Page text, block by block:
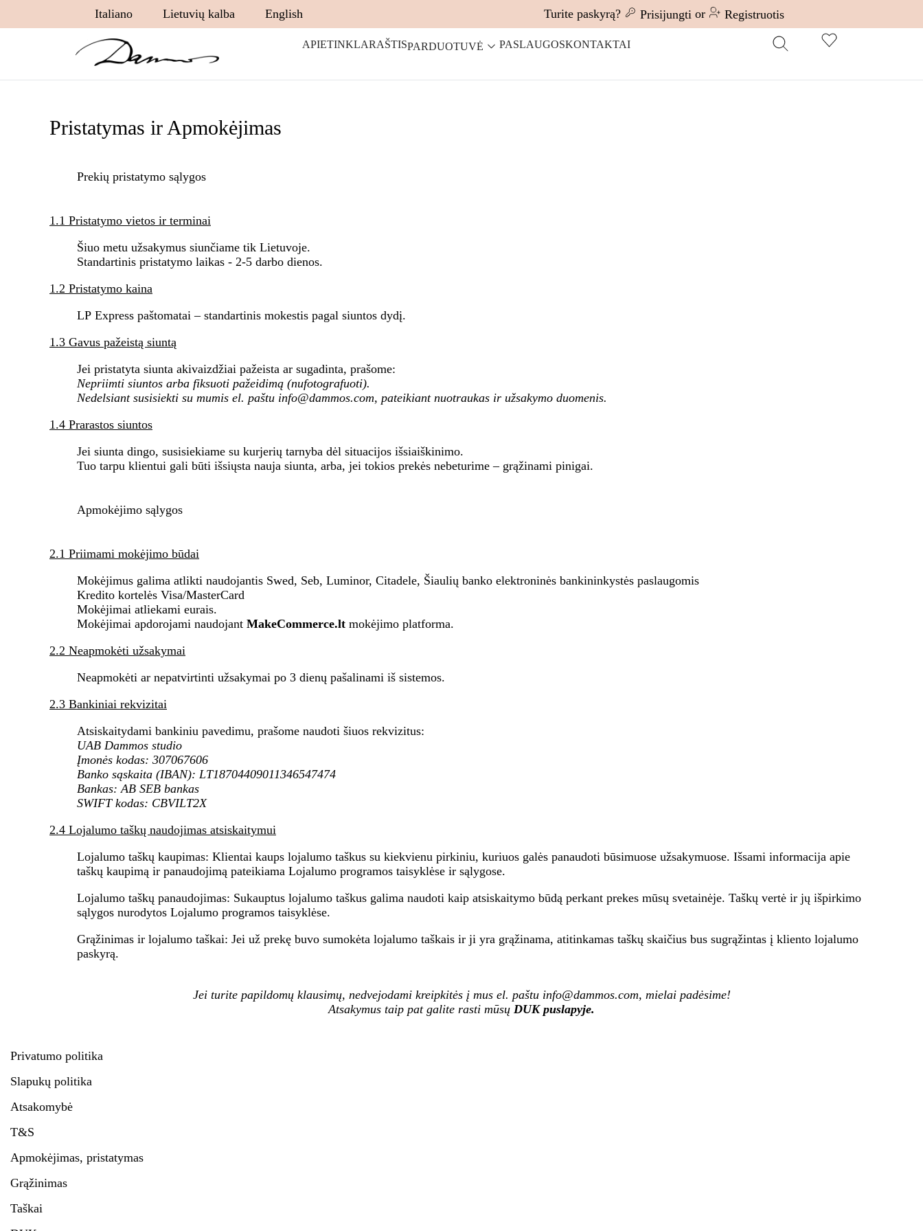
Italiano Lietuvių kalba English Turite paskyrą? Prisijungti or Registruotis
APIETINKLARAŠTISPARDUOTUVĖ PASLAUGOSKONTAKTAI
Pristatymas ir Apmokėjimas
Prekių pristatymo sąlygos
1.1 Pristatymo vietos ir terminai
Šiuo metu užsakymus siunčiame tik Lietuvoje.
Standartinis pristatymo laikas - 2-5 darbo dienos.
1.2 Pristatymo kaina
LP Express paštomatai – standartinis mokestis pagal siuntos dydį.
1.3 Gavus pažeistą siuntą
Jei pristatyta siunta akivaizdžiai pažeista ar sugadinta, prašome:
Nepriimti siuntos arba fiksuoti pažeidimą (nufotografuoti).
Nedelsiant susisiekti su mumis el. paštu info@dammos.com, pateikiant nuotraukas ir užsakymo duomenis.
1.4 Prarastos siuntos
Jei siunta dingo, susisiekiame su kurjerių tarnyba dėl situacijos išsiaiškinimo.
Tuo tarpu klientui gali būti išsiųsta nauja siunta, arba, jei tokios prekės nebeturime – grąžinami pinigai.
Apmokėjimo sąlygos
2.1 Priimami mokėjimo būdai
Mokėjimus galima atlikti naudojantis Swed, Seb, Luminor, Citadele, Šiaulių banko elektroninės bankininkystės paslaugomis
Kredito kortelės Visa/MasterCard
Mokėjimai atliekami eurais.
Mokėjimai apdorojami naudojant MakeCommerce.lt mokėjimo platforma.
2.2 Neapmokėti užsakymai
Neapmokėti ar nepatvirtinti užsakymai po 3 dienų pašalinami iš sistemos.
2.3 Bankiniai rekvizitai
Atsiskaitydami bankiniu pavedimu, prašome naudoti šiuos rekvizitus:
UAB Dammos studio
Įmonės kodas: 307067606
Banko sąskaita (IBAN): LT18704409011346547474
Bankas: AB SEB bankas
SWIFT kodas: CBVILT2X
2.4 Lojalumo taškų naudojimas atsiskaitymui
Lojalumo taškų kaupimas: Klientai kaups lojalumo taškus su kiekvienu pirkiniu, kuriuos galės panaudoti būsimuose užsakymuose. Išsami informacija apie
taškų kaupimą ir panaudojimą pateikiama Lojalumo programos taisyklėse ir sąlygose.
Lojalumo taškų panaudojimas: Sukauptus lojalumo taškus galima naudoti kaip atsiskaitymo būdą perkant prekes mūsų svetainėje. Taškų vertė ir jų išpirkimo
sąlygos nurodytos Lojalumo programos taisyklėse.
Grąžinimas ir lojalumo taškai: Jei už prekę buvo sumokėta lojalumo taškais ir ji yra grąžinama, atitinkamas taškų skaičius bus sugrąžintas į kliento lojalumo
paskyrą.
Jei turite papildomų klausimų, nedvejodami kreipkitės į mus el. paštu info@dammos.com, mielai padėsime!
Atsakymus taip pat galite rasti mūsų DUK puslapyje.
Privatumo politika
Slapukų politika
Atsakomybė
T&S
Apmokėjimas, pristatymas
Grąžinimas
Taškai